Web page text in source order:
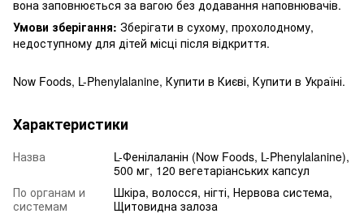
вона заповнюється за вагою без додавання наповнювачів.
Умови зберігання: Зберігати в сухому, прохолодному,
недоступному для дітей місці після відкриття.
Now Foods, L-Phenylalanine, Купити в Києві, Купити в Україні.
Характеристики
Назва
L-Фенілаланін (Now Foods, L-Phenylalanine),
500 мг, 120 вегетаріанських капсул
По органам и
системам
Шкіра, волосся, нігті, Нервова система,
Щитовидна залоза